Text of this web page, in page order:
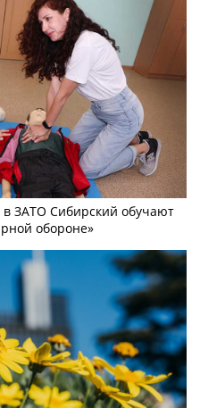
ЗАТО Сибирский обучают
обороне»